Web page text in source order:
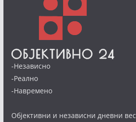
-Независно
-Реално
-Навремено
Објективни и независни дневни